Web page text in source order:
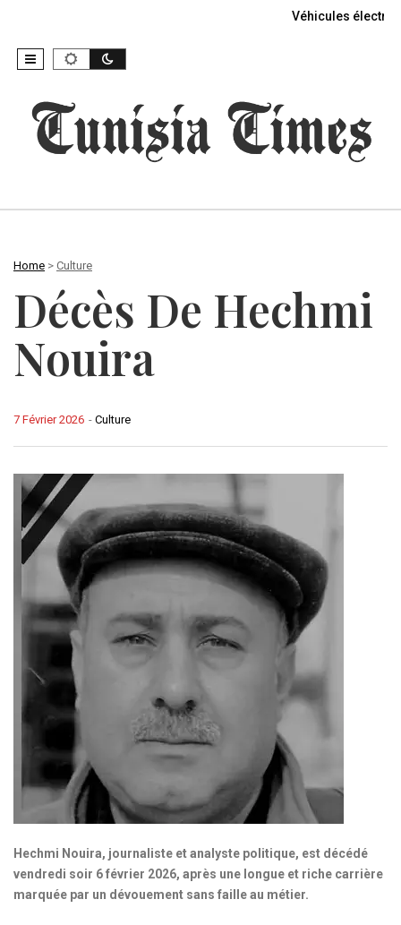
Véhicules
Home > Culture
Décès De Hechmi
Nouira
- Culture
7 Février 2026
Hechmi Nouira, journaliste et analyste politique, est décédé
vendredi soir 6 février 2026, après une longue et riche carrière
marquée par un dévouement sans faille au métier.